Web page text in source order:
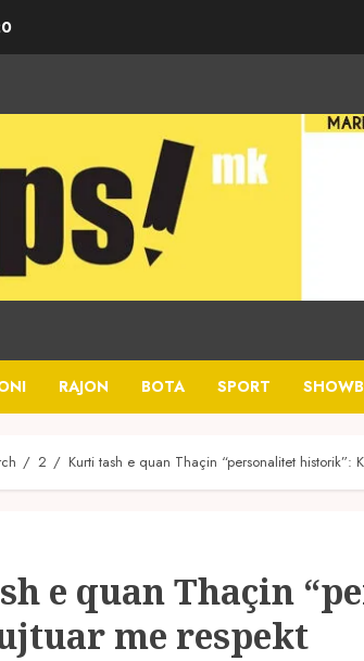
RAJON BOTA SPORT
2 Kurti tash e quan Thaçin “personalitet historik”:
e quan Thaçin
me respekt